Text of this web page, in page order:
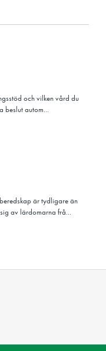
och vilken vård du
beslut autom...
är tydligare än
av lärdomarna frå...